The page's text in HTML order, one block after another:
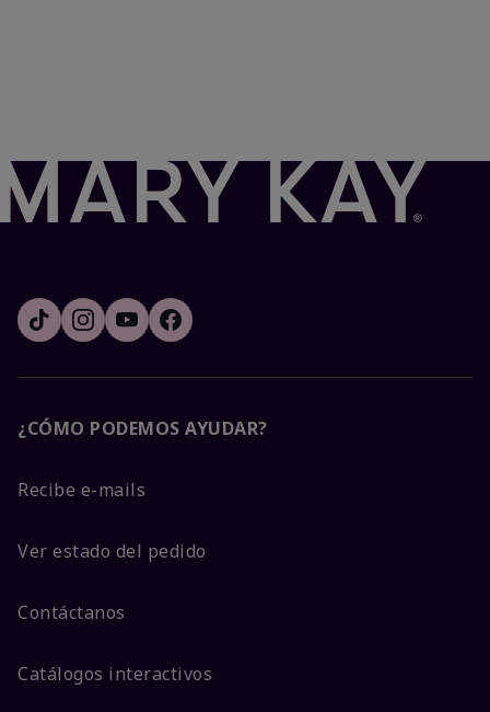
¿CÓMO PODEMOS AYUDAR?
Recibe e-mails
Ver estado del pedido
Contáctanos
Catálogos interactivos